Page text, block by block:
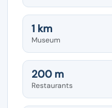
1 km
Museum
200 m
Restaurants